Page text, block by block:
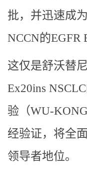
批，并迅速成
NCCN的EGFR
这仅是舒沃替
Ex20ins
验（WU-
经验证，将全
领导者地位。